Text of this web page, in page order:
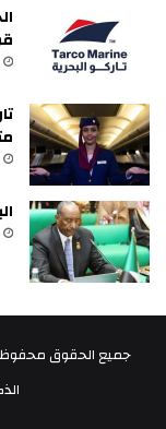
جميع الحقوق محفوظة ©